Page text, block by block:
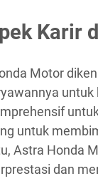
Karir
Motor
untuk
Astra Honda
dan